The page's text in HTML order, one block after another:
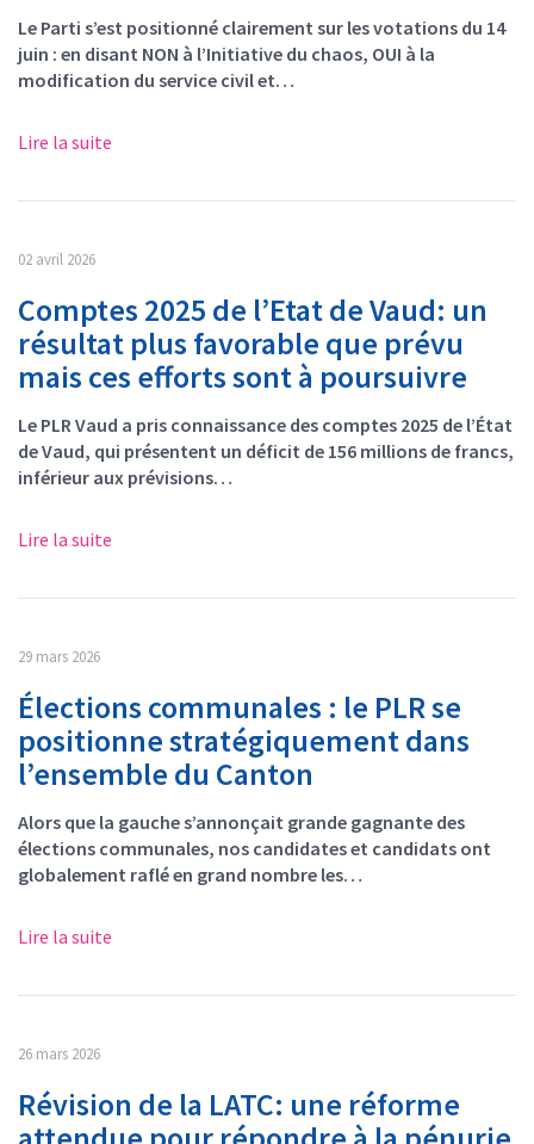
Le Parti s’est positionné clairement sur les votations du 14
juin : en disant NON à l’Initiative du chaos, OUI à la
modification du service civil et…
Lire la suite
02 avril 2026
Comptes 2025 de l’Etat de Vaud: un
résultat plus favorable que prévu
mais ces efforts sont à poursuivre
Le PLR Vaud a pris connaissance des comptes 2025 de l’État
de Vaud, qui présentent un déficit de 156 millions de francs,
inférieur aux prévisions…
Lire la suite
29 mars 2026
Élections communales : le PLR se
positionne stratégiquement dans
l’ensemble du Canton
Alors que la gauche s’annonçait grande gagnante des
élections communales, nos candidates et candidats ont
globalement raflé en grand nombre les…
Lire la suite
26 mars 2026
Révision de la LATC: une réforme